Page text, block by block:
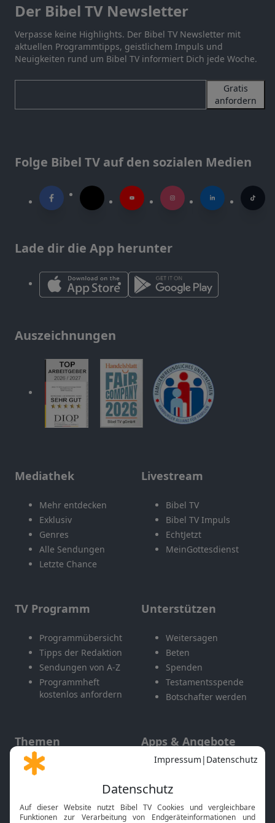
Der Bibel TV Newsletter
Verpasse keine Highlights. Der Bibel TV Newsletter mit
aktuellen Programmtipps, geistlichem Impuls und
Neuigkeiten rund um Bibel TV informiert Dich jede Woche.
Gratis
anfordern
Folge Bibel TV auf den sozialen Medien
Lade dir die App herunter
Auszeichnungen
Mediathek
Mehr entdecken
Exklusiv
Genres
Alle Sendungen
Letzte Chance
Livestream
Bibel TV
Bibel TV Impuls
EchtJetzt
MeinGottesdienst
TV Programm
Programmübersicht
Tipps der Redaktion
Sendungen von A-Z
Programmheft
kostenlos anfordern
Unterstützen
Weitersagen
Beten
Spenden
Testamentsspende
Botschafter werden
Themen
Gott und Bibel erklärt
Neuigkeiten
Apps & Angebote
Mobile App
Smart TV